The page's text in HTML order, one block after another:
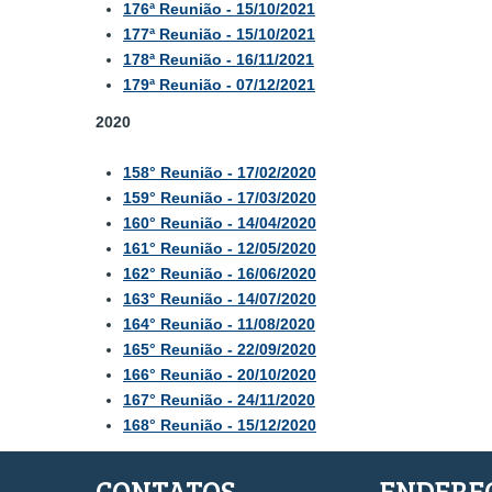
176ª Reunião - 15/10/2021
177ª Reunião - 15/10/2021
178ª Reunião - 16/11/2021
179ª Reunião - 07/12/2021
2020
158° Reunião - 17/02/2020
159° Reunião - 17/03/2020
160° Reunião - 14/04/2020
161° Reunião - 12/05/2020
162° Reunião - 16/06/2020
163° Reunião - 14/07/2020
164° Reunião - 11/08/2020
165° Reunião - 22/09/2020
166° Reunião - 20/10/2020
167° Reunião - 24/11/2020
168° Reunião - 15/12/2020